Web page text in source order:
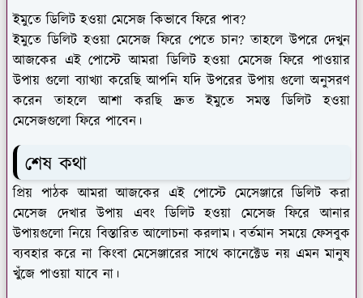
ইমুতে ডিলিট হওয়া মেসেজ কিভাবে ফিরে পাব?
ইমুতে ডিলিট হওয়া মেসেজ ফিরে পেতে চান? তাহলে উপরে দেখুন
আজকের এই পোস্টে আমরা ডিলিট হওয়া মেসেজ ফিরে পাওয়ার
উপায় গুলো ব্যাখ্যা করেছি আপনি যদি উপরের উপায় গুলো অনুসরণ
করেন তাহলে আশা করছি দ্রুত ইমুতে সমস্ত ডিলিট হওয়া
মেসেজগুলো ফিরে পাবেন।
শেষ কথা
প্রিয় পাঠক আমরা আজকের এই পোস্টে মেসেঞ্জারে ডিলিট করা
মেসেজ দেখার উপায় এবং ডিলিট হওয়া মেসেজ ফিরে আনার
উপায়গুলো নিয়ে বিস্তারিত আলোচনা করলাম। বর্তমান সময়ে ফেসবুক
ব্যবহার করে না কিংবা মেসেঞ্জারের সাথে কানেক্টেড নয় এমন মানুষ
খুঁজে পাওয়া যাবে না।